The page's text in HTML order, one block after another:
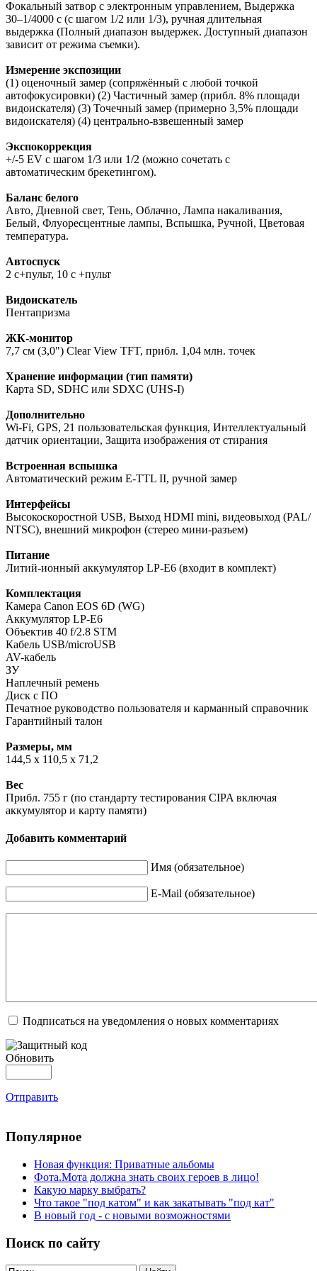
Фокальный затвор с электронным управлением, Выдержка
30–1/4000 с (с шагом 1/2 или 1/3), ручная длительная
выдержка (Полный диапазон выдержек. Доступный диапазон
зависит от режима съемки).
Измерение экспозиции
(1) оценочный замер (сопряжённый с любой точкой
автофокусировки) (2) Частичный замер (прибл. 8% площади
видоискателя) (3) Точечный замер (примерно 3,5% площади
видоискателя) (4) центрально-взвешенный замер
Экспокоррекция
+/-5 EV с шагом 1/3 или 1/2 (можно сочетать с
автоматическим брекетингом).
Баланс белого
Авто, Дневной свет, Тень, Облачно, Лампа накаливания,
Белый, Флуоресцентные лампы, Вспышка, Ручной, Цветовая
температура.
Автоспуск
2 с+пульт, 10 с +пульт
Видоискатель
Пентапризма
ЖК-монитор
7,7 см (3,0") Clear View TFT, прибл. 1,04 млн. точек
Хранение информации (тип памяти)
Карта SD, SDHC или SDXC (UHS-I)
Дополнительно
Wi-Fi, GPS, 21 пользовательская функция, Интеллектуальный
датчик ориентации, Защита изображения от стирания
Встроенная вспышка
Автоматический режим E-TTL II, ручной замер
Интерфейсы
Высокоскоростной USB, Выход HDMI mini, видеовыход (PAL/
NTSC), внешний микрофон (стерео мини-разъем)
Питание
Литий-ионный аккумулятор LP-E6 (входит в комплект)
Комплектация
Камера Canon EOS 6D (WG)
Аккумулятор LP-E6
Объектив 40 f/2.8 STM
Кабель USB/microUSB
AV-кабель
ЗУ
Наплечный ремень
Диск с ПО
Печатное руководство пользователя и карманный справочник
Гарантийный талон
Размеры, мм
144,5 x 110,5 x 71,2
Вес
Прибл. 755 г (по стандарту тестирования CIPA включая
аккумулятор и карту памяти)
Добавить комментарий
Имя (обязательное)
E-Mail (обязательное)
Подписаться на уведомления о новых комментариях
Обновить
Отправить
Популярное
Новая функция: Приватные альбомы
Фота.Мота должна знать своих героев в лицо!
Какую марку выбрать?
Что такое "под катом" и как закатывать "под кат"
В новый год - с новыми возможностями
Поиск по сайту